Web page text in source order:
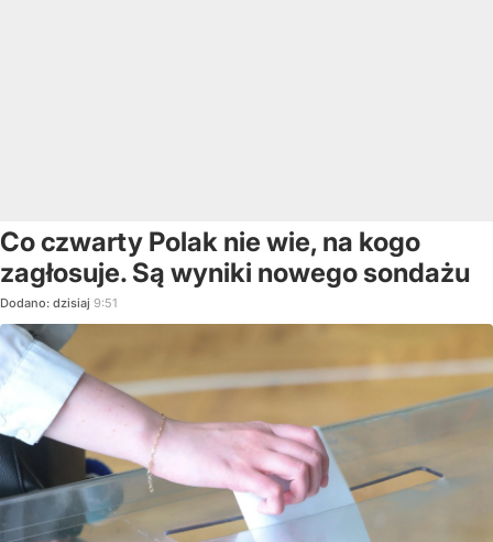
Co czwarty Polak nie wie, na kogo
zagłosuje. Są wyniki nowego sondażu
Dodano: dzisiaj 9:51